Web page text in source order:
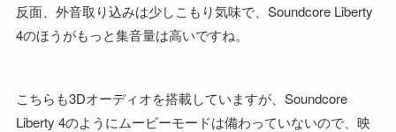
反面、外音取り込みは少しこもり気味で、Soundcore Liberty
4のほうがもっと集音量は高いですね。
こちらも3Dオーディオを搭載していますが、Soundcore
Liberty 4のようにムービーモードは備わっていないので、映